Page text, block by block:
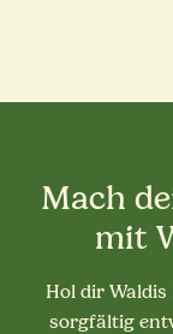
Mach
mit
Hol dir
sorgfältig